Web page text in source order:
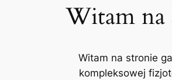
Witam na
Witam na stronie
kompleksowej